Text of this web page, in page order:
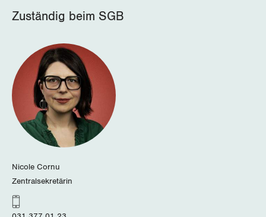
Neuenburg
Nidwalden
Obwalden
Schaffhausen
Schwyz
St. Gallen-Appenzell
Zuständig beim SGB
Nicole Cornu
Zentralsekretärin